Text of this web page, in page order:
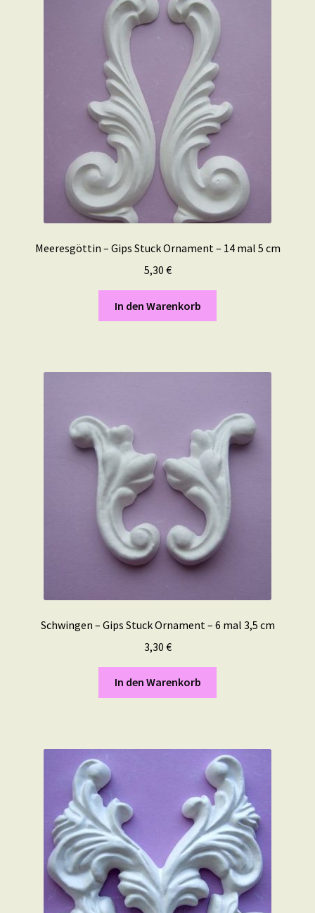
Meeresgöttin – Gips Stuck Ornament – 14 mal 5 cm
5,30 €
In den Warenkorb
Schwingen – Gips Stuck Ornament – 6 mal 3,5 cm
3,30 €
In den Warenkorb